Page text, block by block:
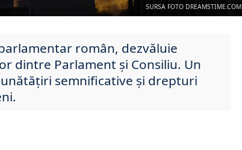
SURSA FOTO DREAMSTIME.COM
român, dezvăluie
dintre Parlament și Consiliu. Un
semnificative și drepturi